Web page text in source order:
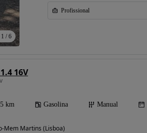
de
1 / 6
Profissional
16V
km Gasolina Manual
Mem Martins (Lisboa)